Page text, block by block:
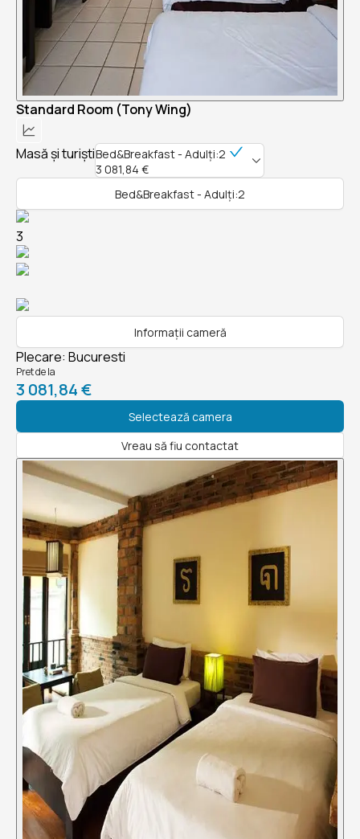
Standard Room (Tony Wing)
Masă și turiștiBed&Breakfast - Adulți:2
3 081,84 €
Bed&Breakfast - Adulți:2
3
Informații cameră
Plecare: Bucuresti
Pret de la
3 081,84 €
Selectează camera
Vreau să fiu contactat